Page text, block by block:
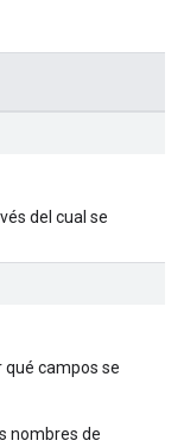
del cual se
qué campos se
nombres de